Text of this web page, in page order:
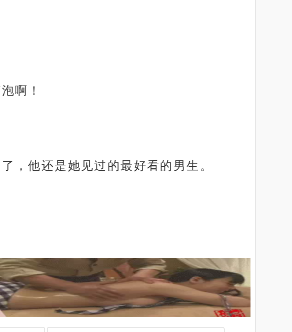
啊！
，他还是她见过的最好看的男生。